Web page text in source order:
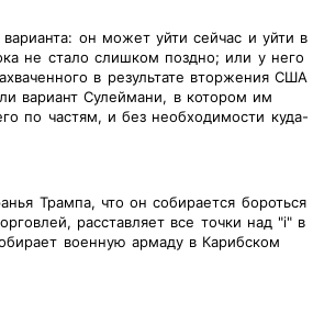
он может уйти сейчас и уйти в
не стало слишком поздно; или у него
в результате вторжения США
вариант Сулеймани, в котором им
по частям, и без необходимости куда-
Трампа, что он собирается бороться
расставляет все точки над "i" в
военную армаду в Карибском